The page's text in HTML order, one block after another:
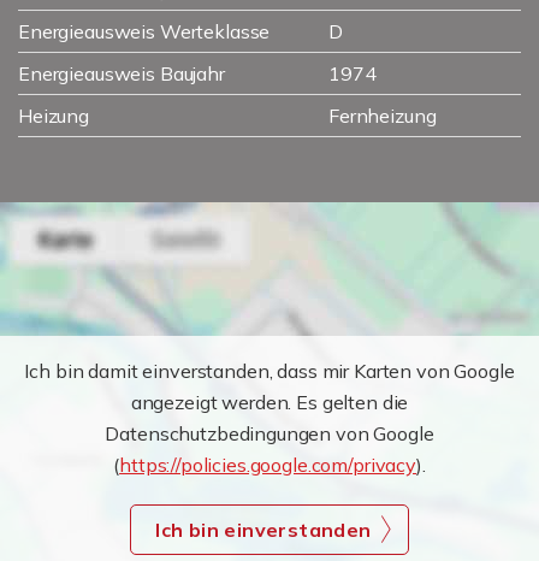
Energieausweis Werteklasse
D
Energieausweis Baujahr
1974
Heizung
Fernheizung
Ich bin damit einverstanden, dass mir Karten von Google
angezeigt werden. Es gelten die
Datenschutzbedingungen von Google
(https://policies.google.com/privacy).
Ich bin einverstanden